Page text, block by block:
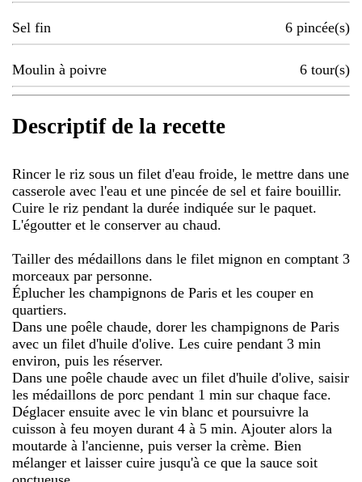
Sel fin 6 pincée(s)
Moulin à poivre 6 tour(s)
Descriptif de la recette
Rincer le riz sous un filet d'eau froide, le mettre dans une
casserole avec l'eau et une pincée de sel et faire bouillir.
Cuire le riz pendant la durée indiquée sur le paquet.
L'égoutter et le conserver au chaud.
Tailler des médaillons dans le filet mignon en comptant 3
morceaux par personne.
Éplucher les champignons de Paris et les couper en
quartiers.
Dans une poêle chaude, dorer les champignons de Paris
avec un filet d'huile d'olive. Les cuire pendant 3 min
environ, puis les réserver.
Dans une poêle chaude avec un filet d'huile d'olive, saisir
les médaillons de porc pendant 1 min sur chaque face.
Déglacer ensuite avec le vin blanc et poursuivre la
cuisson à feu moyen durant 4 à 5 min. Ajouter alors la
moutarde à l'ancienne, puis verser la crème. Bien
mélanger et laisser cuire jusqu'à ce que la sauce soit